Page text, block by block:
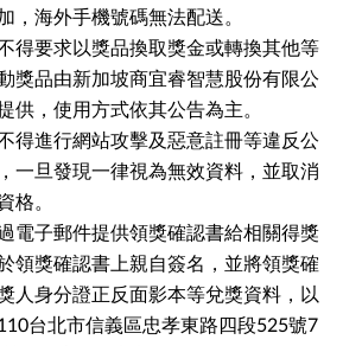
，海外手機號碼無法配送。
得要求以獎品換取獎金或轉換其他等
獎品由新加坡商宜睿智慧股份有限公
供，使用方式依其公告為主。
得進行網站攻擊及惡意註冊等違反公
一旦發現一律視為無效資料，並取消
格。
電子郵件提供領獎確認書給相關得獎
領獎確認書上親自簽名，並將領獎確
人身分證正反面影本等兌獎資料，以
台北市信義區忠孝東路四段525號7